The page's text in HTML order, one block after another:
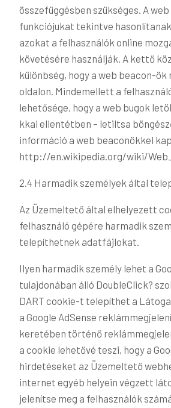
összefüggésben szükséges. A
funkciójukat tekintve
azokat a felhasználók online
követésére használják. A kettő
különbség, hogy a web beacon-
oldalon. Mindemellett a
lehetősége, hogy a web bugok
kkal ellentétben – letiltsa
információ a web beaconökkel
http://en.wikipedia.org/wiki/
2.4 Harmadik személyek által
Az Üzemeltető által elhelyezett
felhasználó gépére harmadik
telepíthetnek adatfájlokat.
Ilyen harmadik személy lehet a
tulajdonában álló DoubleClick?
DART cookie-t telepíthet a
a Google AdSense
keretében történő
a cookie lehetővé teszi, hogy a
hirdetéseket az Üzemeltető
internet egyéb helyein végzett
jelenítse meg a felhasználók